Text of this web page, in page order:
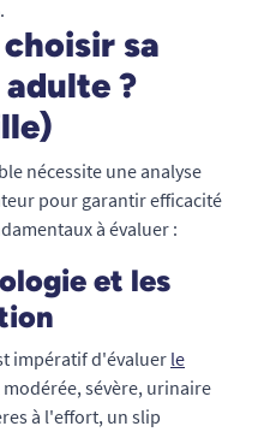
sa
?
nécessite une analyse
pour garantir efficacité
à évaluer :
et les
impératif d'évaluer le
modérée, sévère, urinaire
à l'effort, un slip